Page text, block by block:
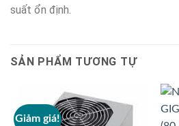
suất ổn định.
SẢN PHẨM TƯƠNG TỰ
Giảm giá!